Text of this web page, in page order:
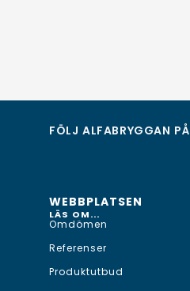
FÖLJ ALFABRYGGAN PÅ
WEBBPLATSEN
LÄS OM...
Omdömen
Referenser
Produktutbud